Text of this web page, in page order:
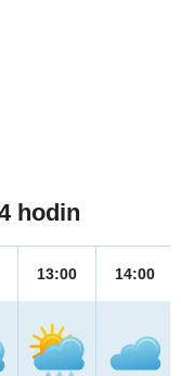
hodin
13:00 14:00